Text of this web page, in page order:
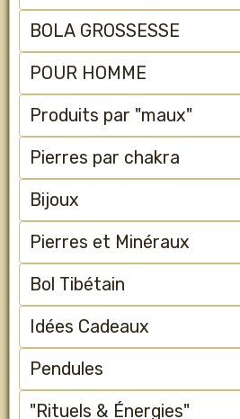
BOLA GROSSESSE
POUR HOMME
Produits par "maux"
Pierres par chakra
Bijoux
Pierres et Minéraux
Bol Tibétain
Idées Cadeaux
Pendules
"Rituels & Énergies"